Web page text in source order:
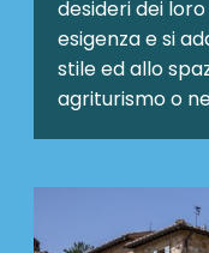
desideri dei
esigenza e si
stile ed allo
agriturismo o